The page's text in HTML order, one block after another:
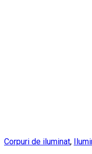
Corpuri de iluminat,